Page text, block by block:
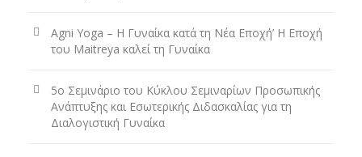
Agni Yoga – Η Γυναίκα κατά τη Νέα Εποχή’ Η Εποχή
του Maitreya καλεί τη Γυναίκα
5ο Σεμινάριο του Κύκλου Σεμιναρίων Προσωπικής
Ανάπτυξης και Εσωτερικής Διδασκαλίας για τη
Διαλογιστική Γυναίκα